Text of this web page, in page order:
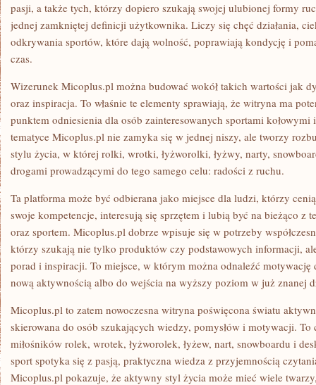
pasji, a także tych, którzy dopiero szukają swojej ulubionej formy
jednej zamkniętej definicji użytkownika. Liczy się chęć działania,
odkrywania sportów, które dają wolność, poprawiają kondycję i
czas.
Wizerunek Micoplus.pl można budować wokół takich wartości jak
oraz inspiracja. To właśnie te elementy sprawiają, że witryna ma
punktem odniesienia dla osób zainteresowanych sportami
tematyce Micoplus.pl nie zamyka się w jednej niszy, ale tworzy
stylu życia, w której rolki, wrotki, łyżworolki, łyżwy, narty,
drogami prowadzącymi do tego samego celu: radości z ruchu.
Ta platforma może być odbierana jako miejsce dla ludzi, którzy
swoje kompetencje, interesują się sprzętem i lubią być na bieżąco z
oraz sportem. Micoplus.pl dobrze wpisuje się w potrzeby
którzy szukają nie tylko produktów czy podstawowych informacji,
porad i inspiracji. To miejsce, w którym można odnaleźć motywację
nową aktywnością albo do wejścia na wyższy poziom w już znanej
Micoplus.pl to zatem nowoczesna witryna poświęcona światu
skierowana do osób szukających wiedzy, pomysłów i motywacji.
miłośników rolek, wrotek, łyżworolek, łyżew, nart, snowboardu i
sport spotyka się z pasją, praktyczna wiedza z przyjemnością
Micoplus.pl pokazuje, że aktywny styl życia może mieć wiele